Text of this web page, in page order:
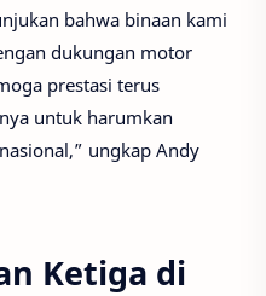
bahwa binaan kami
dukungan motor
prestasi terus
untuk harumkan
ungkap Andy
Ketiga di